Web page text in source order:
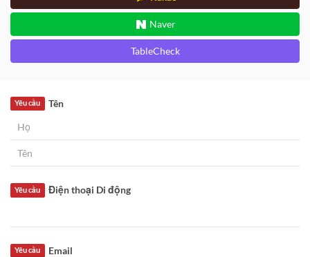
Naver
TableCheck
Tên
Yêu cầu
Điện thoại Di động
Yêu cầu
Email
Yêu cầu